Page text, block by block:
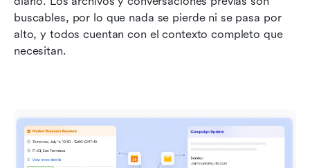
buscables, por lo que nada se pierde ni se pasa por
alto, y todos cuentan con el contexto completo que
necesitan.